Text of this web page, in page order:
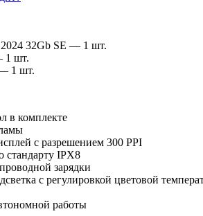
32Gb SE — 1 шт.
1 шт.
1 шт.
в комплекте
с разрешением 300 PPI
стандарту IPX8
зарядки
c регулировкой цветовой
работы